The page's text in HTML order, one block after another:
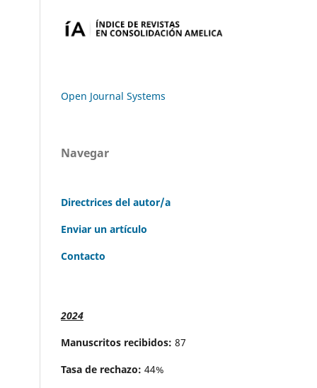
Open Journal Systems
Navegar
Directrices del autor/a
Enviar un artículo
Contacto
2024
Manuscritos recibidos: 87
Tasa de rechazo: 44%